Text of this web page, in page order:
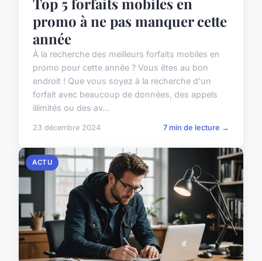
promo à ne pas manquer cette
année
À la recherche des meilleurs forfaits mobiles en
promo pour cette année ? Vous êtes au bon
endroit ! Que vous soyez à la recherche d'un
forfait avec beaucoup de données, des appels
illimités ou des av...
23 décembre 2024 7 min de lecture →
ACTU